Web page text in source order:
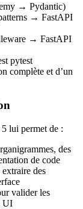
→ Pydantic)
→ FastAPI
→ FastAPI
pytest
complète et d’un
lui permet de :
des
de code
des
valider les
UI